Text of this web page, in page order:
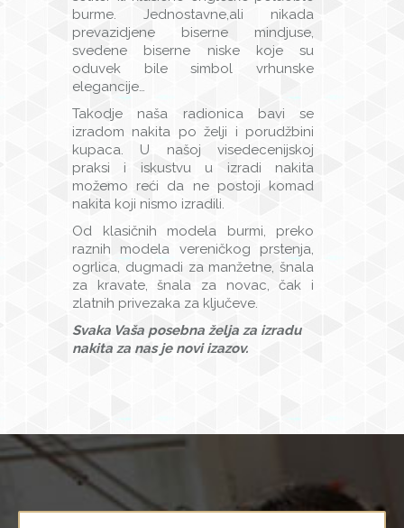
burme. Jednostavne,ali nikada
prevazidjene biserne mindjuse,
svedene biserne niske koje su
oduvek bile simbol vrhunske
elegancije…
Takodje naša radionica bavi se
izradom nakita po želji i porudžbini
kupaca. U našoj visedecenijskoj
praksi i iskustvu u izradi nakita
možemo reći da ne postoji komad
nakita koji nismo izradili.
Od klasičnih modela burmi, preko
raznih modela vereničkog prstenja,
ogrlica, dugmadi za manžetne, šnala
za kravate, šnala za novac, čak i
zlatnih privezaka za ključeve.
Svaka Vaša posebna želja za izradu
nakita za nas je novi izazov.